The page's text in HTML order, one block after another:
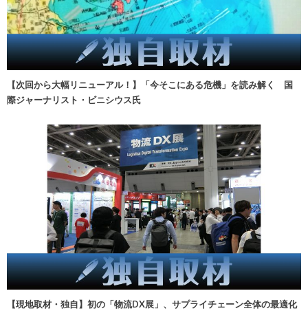
【次回から大幅リニューアル！】「今そこにある危機」を読み解く 国
際ジャーナリスト・ビニシウス氏
【現地取材・独自】初の「物流DX展」、サプライチェーン全体の最適化